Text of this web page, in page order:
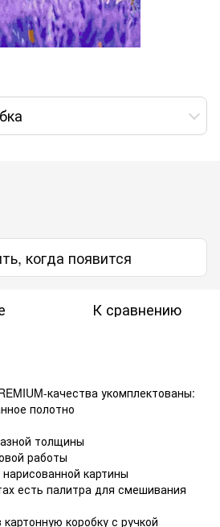
когда появится
К сравнению
качества укомплектованы:
полотно
толщины
работы
картины
есть палитра для смешивания
коробку с ручкой